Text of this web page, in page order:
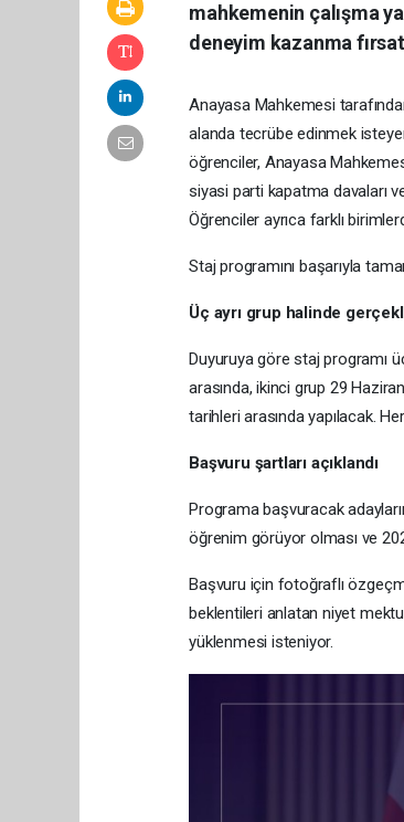
mahkemenin çalışma
deneyim kazanma
Anayasa Mahkemesi
alanda tecrübe edinmek
öğrenciler, Anayasa
siyasi parti kapatma davaları
Öğrenciler ayrıca farklı
Staj programını başarıyla
Üç ayrı grup halinde
Duyuruya göre staj programı
arasında, ikinci grup 29
tarihleri arasında yapılacak.
Başvuru şartları açıklandı
Programa başvuracak
öğrenim görüyor olması ve
Başvuru için fotoğraflı
beklentileri anlatan niyet
yüklenmesi isteniyor.